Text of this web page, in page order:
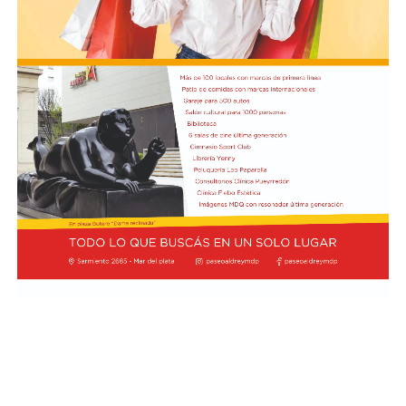
algunas ofensivas, no pudo impacientar al
arquero Felipe Zenobio. Del otro lado,
el Matador continuó con su intento de pegar con
ataques directos. Cuando el desarrollo era lento y lejos
de los arcos, Tigre se adelantó en el marcador a los 35
minutos: Aníbal Moreno perdió la pelota en la mitad de
la cancha tras una presión de Jabes Saralegui y Nacho
Russo definió de forma perfecta al quedar mano a mano
contra Santiago Beltrán para estampar el 1-0.
Desde el arranque del segundo semestre, River quedó
eliminado de la Copa Argentina tras perder 3-1 contra
Aldosivi y cayó por 1-0 en el inicio del Clausura